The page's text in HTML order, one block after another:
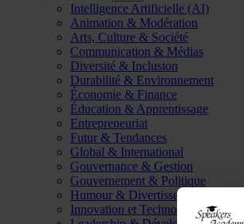
Intelligence Artificielle (AI)
Animation & Modération
Arts, Culture & Société
Communication & Médias
Diversité & Inclusion
Durabilité & Environnement
Économie & Finance
Éducation & Apprentissage
Entrepreneuriat
Futur & Tendances
Global & International
Gouvernance & Gestion
Gouvernement & Politique
Humour & Divertissement
Innovation et Technologie